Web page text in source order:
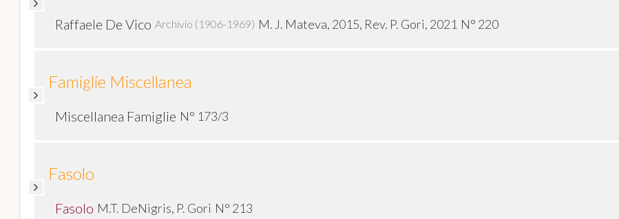
Raffaele De Vico Archivio (1906-1969) M. J. Mateva, 2015, Rev. P. Gori, 2021 N° 220
Famiglie Miscellanea
Miscellanea Famiglie N° 173/3
Fasolo
Fasolo M.T. DeNigris, P. Gori N° 213